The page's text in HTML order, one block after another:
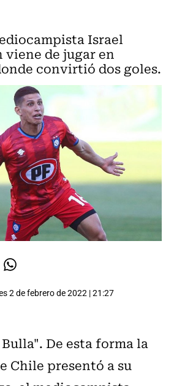
Israel
viene de jugar en
convirtió dos goles.
2 de febrero de 2022 | 21:27
De esta forma la
Chile presentó a su